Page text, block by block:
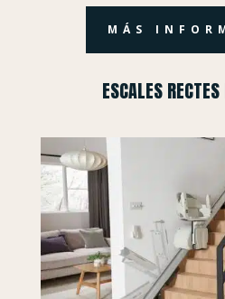
MÁS
ESCALES